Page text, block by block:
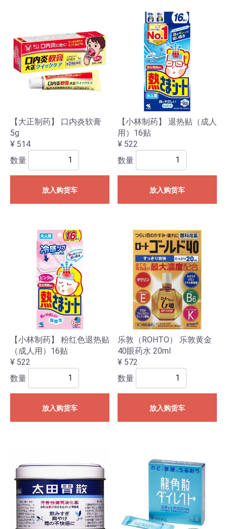
【大正制药】 口内炎软膏
5g
¥ 514
数量
放入购货车
【小林制药】 退热贴（成人
用）16贴
¥ 522
数量
放入购货车
【小林制药】 粉红色退热贴
（成人用）16贴
¥ 522
数量
放入购货车
乐敦（ROHTO） 乐敦黄金
40眼药水 20ml
¥ 572
数量
放入购货车